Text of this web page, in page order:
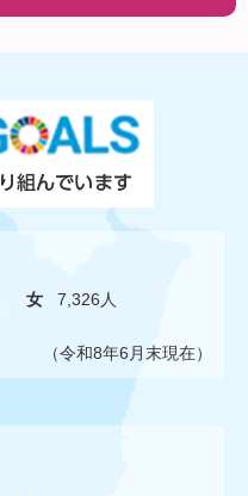
女
7,326人
（令和8年6月末現在）